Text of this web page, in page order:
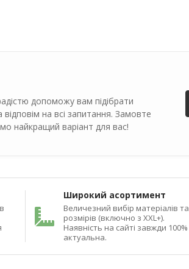
допоможу вам підібрати
на всі запитання. Замовте
найкращий варіант для вас!
Широкий асортимент
Величезний вибір матеріалів та
розмірів (включно з XXL+).
Наявність на сайті завжди 100%
актуальна.